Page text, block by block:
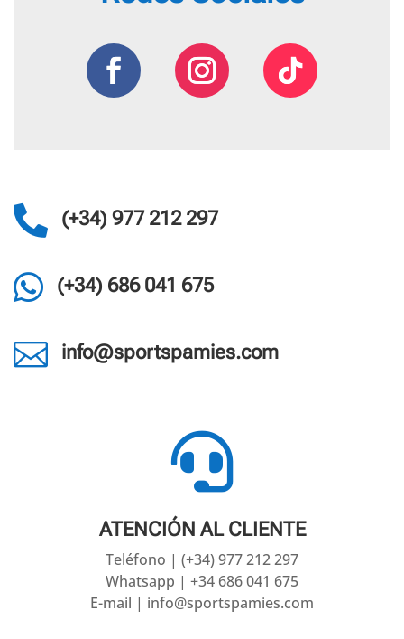
 (+34) 977 212 297
 (+34) 686 041 675
 info@sportspamies.com

ATENCIÓN AL CLIENTE
Teléfono | (+34) 977 212 297
Whatsapp | +34 686 041 675
E-mail | info@sportspamies.com